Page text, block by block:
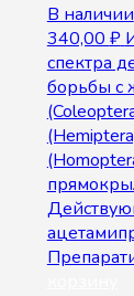
В наличии
340,00 ₽
спектра
борьбы с